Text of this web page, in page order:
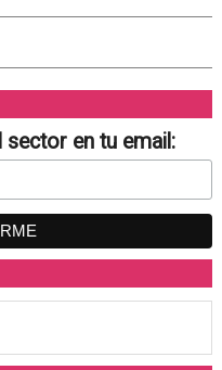
sector en tu email: